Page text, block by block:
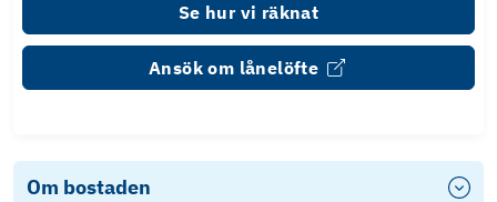
Se hur vi räknat
Ansök om lånelöfte
Om bostaden